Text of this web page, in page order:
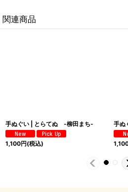
関連商品
手ぬぐい | とらてぬ -柳田まち-
1,100円(税込)
手ぬ